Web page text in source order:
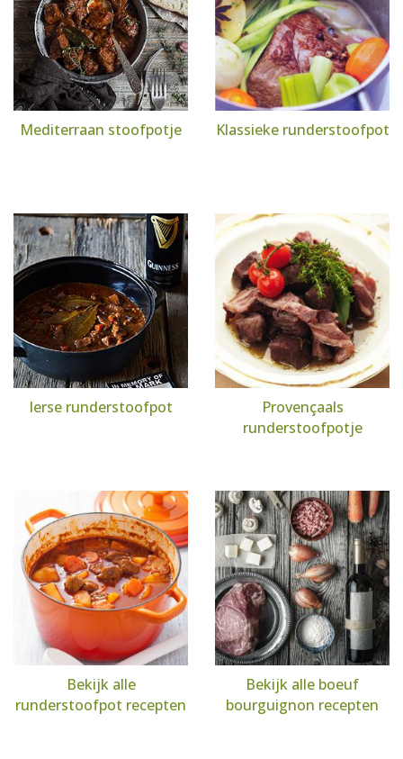
Mediterraan stoofpotje Klassieke runderstoofpot
Ierse runderstoofpot
Provençaals
runderstoofpotje
Bekijk alle
runderstoofpot recepten
Bekijk alle boeuf
bourguignon recepten